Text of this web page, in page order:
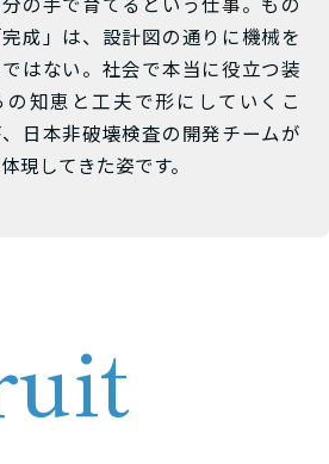
成」は、設計図の通りに機械を
はない。社会で本当に役立つ装
の知恵と工夫で形にしていくこ
日本非破壊検査の開発チームが
現してきた姿です。